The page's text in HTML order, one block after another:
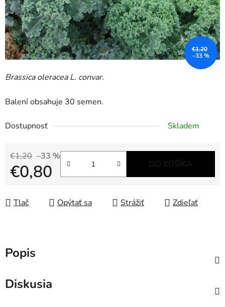
Brassica oleracea L. convar.
Balení obsahuje 30 semen.
Dostupnosť Skladem
€1,20 –33 %
€0,80 DO KOŠÍKA
Tlač Opýtať sa Strážiť Zdieľať
€1,20
–33 %
Popis
Diskusia